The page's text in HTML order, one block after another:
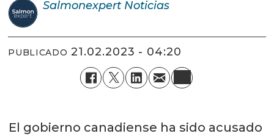
Salmonexpert Noticias
PUBLICADO 21.02.2023 - 04:20
El gobierno canadiense ha sido acusado